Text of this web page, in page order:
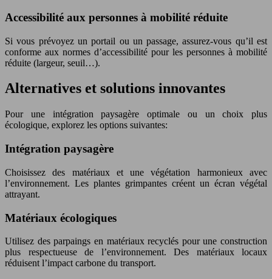
Accessibilité aux personnes à mobilité réduite
Si vous prévoyez un portail ou un passage, assurez-vous qu’il est
conforme aux normes d’accessibilité pour les personnes à mobilité
réduite (largeur, seuil…).
Alternatives et solutions innovantes
Pour une intégration paysagère optimale ou un choix plus
écologique, explorez les options suivantes:
Intégration paysagère
Choisissez des matériaux et une végétation harmonieux avec
l’environnement. Les plantes grimpantes créent un écran végétal
attrayant.
Matériaux écologiques
Utilisez des parpaings en matériaux recyclés pour une construction
plus respectueuse de l’environnement. Des matériaux locaux
réduisent l’impact carbone du transport.